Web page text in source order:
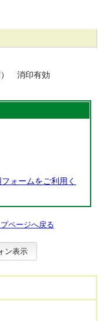
） 消印有効
ォームをご利用く
プページへ戻る
ン表示